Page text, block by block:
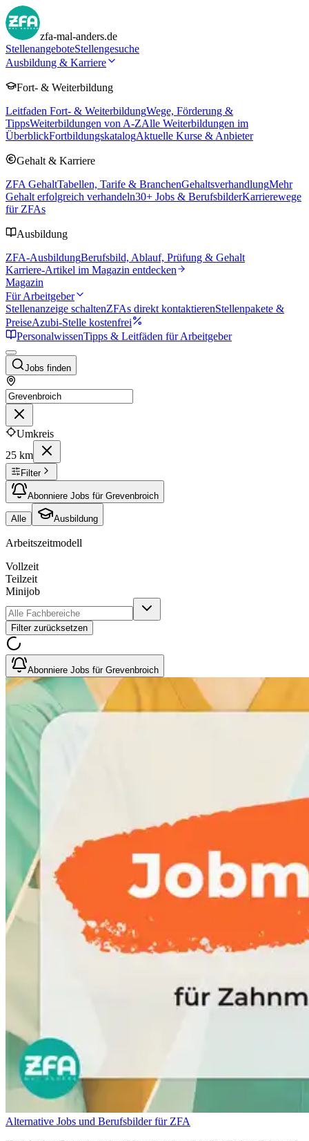
zfa-mal-anders.de
StellenangeboteStellengesuche
Ausbildung & Karriere
Fort- & Weiterbildung
Leitfaden Fort- & WeiterbildungWege, Förderung &
TippsWeiterbildungen von A-ZAlle Weiterbildungen im
ÜberblickFortbildungskatalogAktuelle Kurse & Anbieter
Gehalt & Karriere
ZFA GehaltTabellen, Tarife & BranchenGehaltsverhandlungMehr
Gehalt erfolgreich verhandeln30+ Jobs & BerufsbilderKarrierewege
für ZFAs
Ausbildung
ZFA-AusbildungBerufsbild, Ablauf, Prüfung & Gehalt
Karriere-Artikel im Magazin entdecken
Magazin
Für Arbeitgeber
Stellenanzeige schaltenZFAs direkt kontaktierenStellenpakete &
PreiseAzubi-Stelle kostenfrei
PersonalwissenTipps & Leitfäden für Arbeitgeber
Jobs finden
Umkreis
25 km
Filter
Abonniere Jobs für Grevenbroich
Alle Ausbildung
Arbeitszeitmodell
Vollzeit
Teilzeit
Minijob
Filter zurücksetzen
Abonniere Jobs für Grevenbroich
Alternative Jobs und Berufsbilder für ZFA